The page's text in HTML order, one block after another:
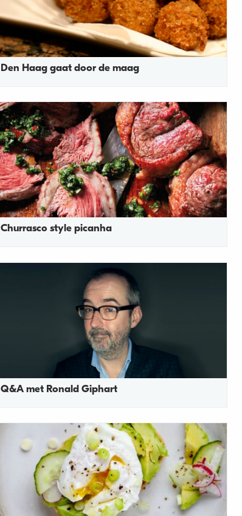
Den Haag gaat door de maag
Churrasco style picanha
Q&A met Ronald Giphart